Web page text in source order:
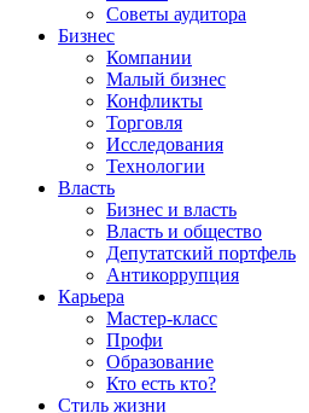
Советы аудитора
Бизнес
Компании
Малый бизнес
Конфликты
Торговля
Исследования
Технологии
Власть
Бизнес и власть
Власть и общество
Депутатский портфель
Антикоррупция
Карьера
Мастер-класс
Профи
Образование
Кто есть кто?
Стиль жизни